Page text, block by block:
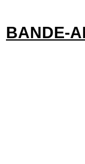
BANDE-